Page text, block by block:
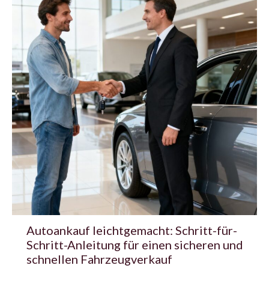
Autoankauf leichtgemacht: Schritt-für-
Schritt-Anleitung für einen sicheren und
schnellen Fahrzeugverkauf